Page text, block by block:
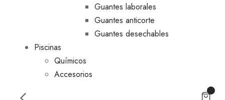
Guantes laborales
Guantes anticorte
Guantes desechables
Piscinas
Químicos
Accesorios